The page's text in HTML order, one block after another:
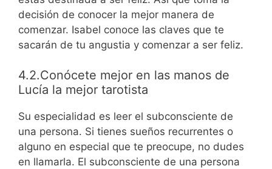
decisión de conocer la mejor manera de
comenzar. Isabel conoce las claves que te
sacarán de tu angustia y comenzar a ser feliz.
4.2.Conócete mejor en las manos de
Lucía la mejor tarotista
Su especialidad es leer el subconsciente de
una persona. Si tienes sueños recurrentes o
alguno en especial que te preocupe, no dudes
en llamarla. El subconsciente de una persona